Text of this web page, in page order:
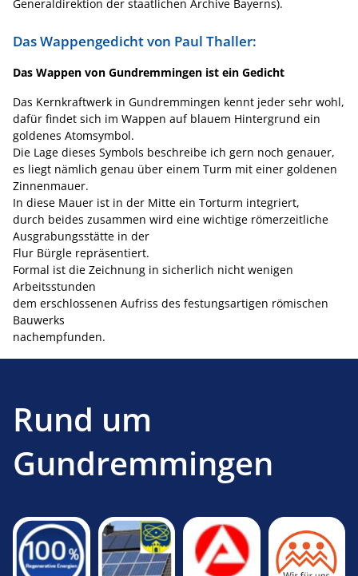
Generaldirektion der staatlichen Archive Bayerns).
Das Wappengedicht von Paul Thaller:
Das Wappen von Gundremmingen ist ein Gedicht
Das Kernkraftwerk in Gundremmingen kennt jeder sehr wohl,
dafür findet sich im Wappen auf blauem Hintergrund ein
goldenes Atomsymbol.
Die Lage dieses Symbols beschreibe ich gern noch genauer,
es liegt nämlich genau über einem Turm mit einer goldenen
Zinnenmauer.
In diese Mauer ist in der Mitte ein Torturm integriert,
durch beides zusammen wird eine wichtige römerzeitliche
Ausgrabungsstätte in der
Flur Bürgle repräsentiert.
Formal ist die Zeichnung in sicherlich nicht wenigen
Arbeitsstunden
dem erschlossenen Aufriss des festungsartigen römischen
Bauwerks
nachempfunden.
Rund um
Gundremmingen